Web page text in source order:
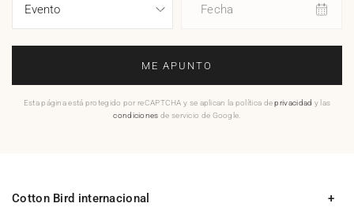
Fecha
ME APUNTO
Esta página está protegido por reCAPTCHA y se aplican la política deprivacidad y las
condiciones de servicio de Google.
Cotton Bird internacional